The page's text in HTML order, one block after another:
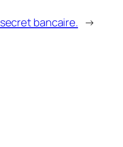
bancaire. →